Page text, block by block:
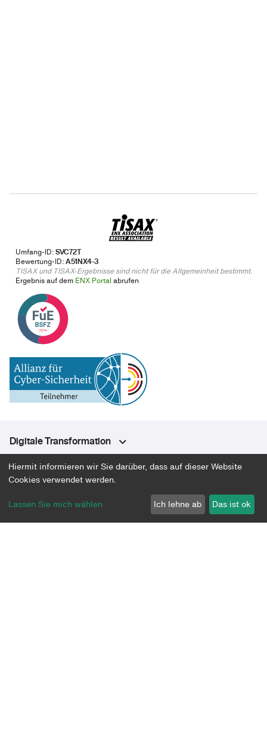
Umfang-ID:SVC72T
Bewertung-ID:A51NX4-3
TISAX und TISAX-Ergebnisse sind nicht für die Allgemeinheit bestimmt.
Ergebnis auf dem ENX Portal abrufen
Digitale Transformation
Ansatz & Expertise
Über uns
Hiermit informieren wir Sie darüber, dass auf dieser Website
Cookies verwendet werden.
Lassen Sie mich wählen
Ich lehne ab Das ist ok